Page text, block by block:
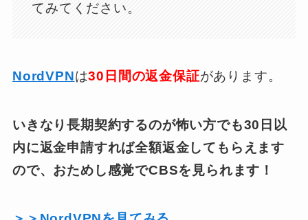
てみてください。
NordVPNは30日間の返金保証があります。
いきなり長期契約するのが怖い方でも30日以
内に返金申請すれば全額返金してもらえます
ので、おためし感覚でCBSを見られます！